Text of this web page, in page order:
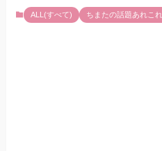
ALL(すべて) ちまたの話題あれこれ